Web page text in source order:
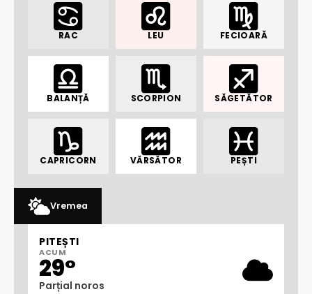
RAC LEU FECIOARĂ
BALANȚĂ SCORPION SĂGETĂTOR
CAPRICORN VĂRSĂTOR PEȘTI
Vremea
PITEȘTI
ACUM
29°
Parțial noros